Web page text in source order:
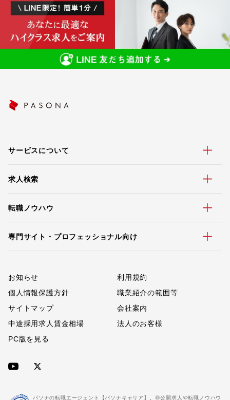
サービスについて
求人検索
転職ノウハウ
専門サイト・プロフェッショナル向け
お知らせ
利用規約
個人情報保護方針
職業紹介の範囲等
サイトマップ
会社案内
中途採用求人賃金相場
法人のお客様
PC版を見る
パソナの転職エージェント【パソナキャリア】。非公開求人や転職ノウハウ